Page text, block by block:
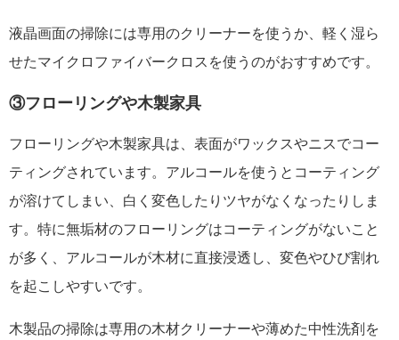
液晶画面の掃除には専用のクリーナーを使うか、軽く湿ら
せたマイクロファイバークロスを使うのがおすすめです。
③フローリングや木製家具
フローリングや木製家具は、表面がワックスやニスでコー
ティングされています。アルコールを使うとコーティング
が溶けてしまい、白く変色したりツヤがなくなったりしま
す。特に無垢材のフローリングはコーティングがないこと
が多く、アルコールが木材に直接浸透し、変色やひび割れ
を起こしやすいです。
木製品の掃除は専用の木材クリーナーや薄めた中性洗剤を